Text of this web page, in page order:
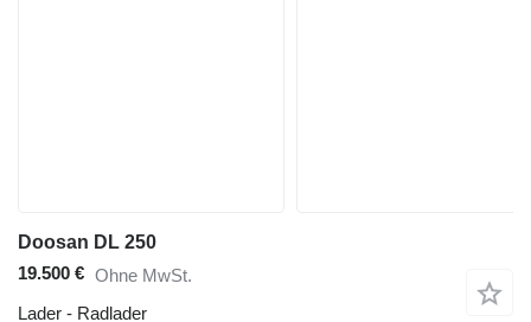
Doosan DL 250
19.500 € Ohne MwSt.
Lader - Radlader